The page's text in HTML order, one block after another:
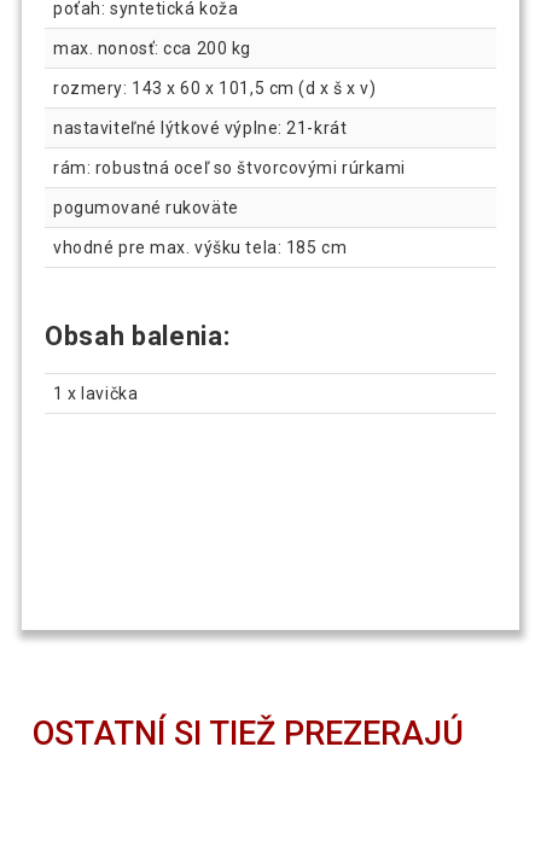
poťah: syntetická koža
max. nonosť: cca 200 kg
rozmery: 143 x 60 x 101,5 cm (d x š x v)
nastaviteľné lýtkové výplne: 21-krát
rám: robustná oceľ so štvorcovými rúrkami
pogumované rukoväte
vhodné pre max. výšku tela: 185 cm
Obsah balenia:
1 x lavička
OSTATNÍ SI TIEŽ PREZERAJÚ